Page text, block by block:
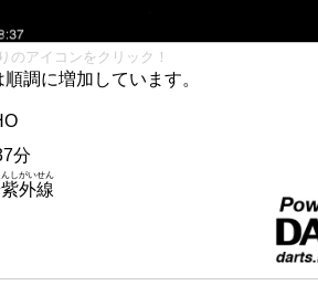
のアイコンをクリック！
調に増加しています。
分
外線
んしがいせん